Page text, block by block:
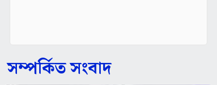
সম্পর্কিত সংবাদ